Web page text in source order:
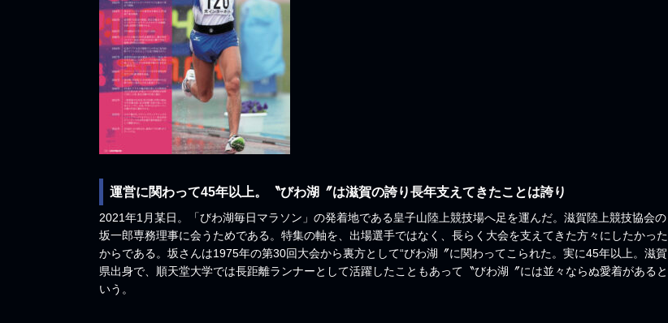
運営に関わって45年以上。〝びわ湖〞は滋賀の誇り長年支えてきたことは誇り
2021年1月某日。「びわ湖毎日マラソン」の発着地である皇子山陸上競技場へ足を運んだ。滋賀陸上競技協会の
坂一郎専務理事に会うためである。特集の軸を、出場選手ではなく、長らく大会を支えてきた方々にしたかった
からである。坂さんは1975年の第30回大会から裏方として“びわ湖〞に関わってこられた。実に45年以上。滋賀
県出身で、順天堂大学では長距離ランナーとして活躍したこともあって〝びわ湖〞には並々ならぬ愛着があると
いう。